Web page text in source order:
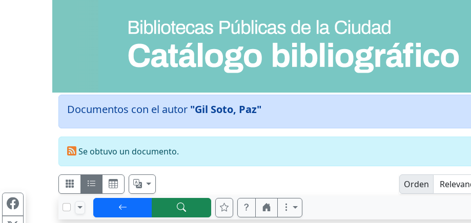
Documentos con el autor "Gil Soto, Paz"
Se obtuvo un documento.
Orden